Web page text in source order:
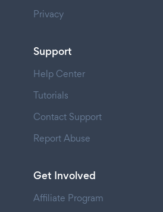
Privacy
Support
Help Center
Tutorials
Contact Support
Report Abuse
Get Involved
Affiliate Program